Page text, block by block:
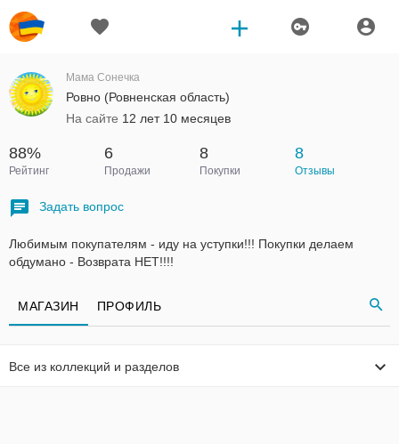
Мама Сонечка
Ровно (Ровненская область)
На сайте 12 лет 10 месяцев
88%
Рейтинг
6
Продажи
8
Покупки
8
Отзывы
Задать вопрос
Любимым покупателям - иду на уступки!!! Покупки делаем
обдумано - Возврата НЕТ!!!!
МАГАЗИН ПРОФИЛЬ
Все из коллекций и разделов